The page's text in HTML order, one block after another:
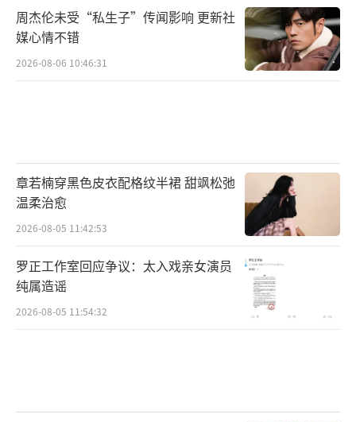
走停停》，给我这样的勇气”。就像导演龙飞
说的，取材于生活的琐碎细节，并将它们重新
塑造成有趣的打动人心的故事，电影《走走停
电影《走走停停》由麦特影业（湖北）有
限公司、北京登峰国际文化传播有限公司、中
国电影股份有限公司、上海拾谷影业有限公
司、壹志行动影业（湖北）有限公司、上海淘
票票影视文化有限公司出品，上海多乐尔文化
传媒有限公司、晓陵影视文化（上海）工作
周杰伦未受“私生子”传闻影响 更新社
媒心情不错
2026-08-06 10:46:31
章若楠穿黑色皮衣配格纹半裙 甜飒松弛
温柔治愈
2026-08-05 11:42:53
罗正工作室回应争议：太入戏亲女演员
纯属造谣
2026-08-05 11:54:32